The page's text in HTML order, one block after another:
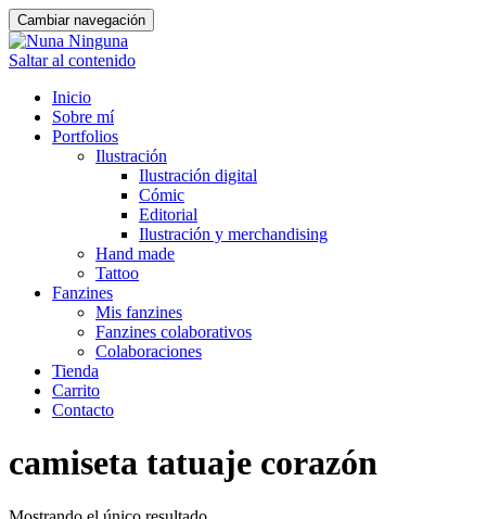
Cambiar navegación
Saltar al contenido
Inicio
Sobre mí
Portfolios
Ilustración
Ilustración digital
Cómic
Editorial
Ilustración y merchandising
Hand made
Tattoo
Fanzines
Mis fanzines
Fanzines colaborativos
Colaboraciones
Tienda
Carrito
Contacto
camiseta tatuaje corazón